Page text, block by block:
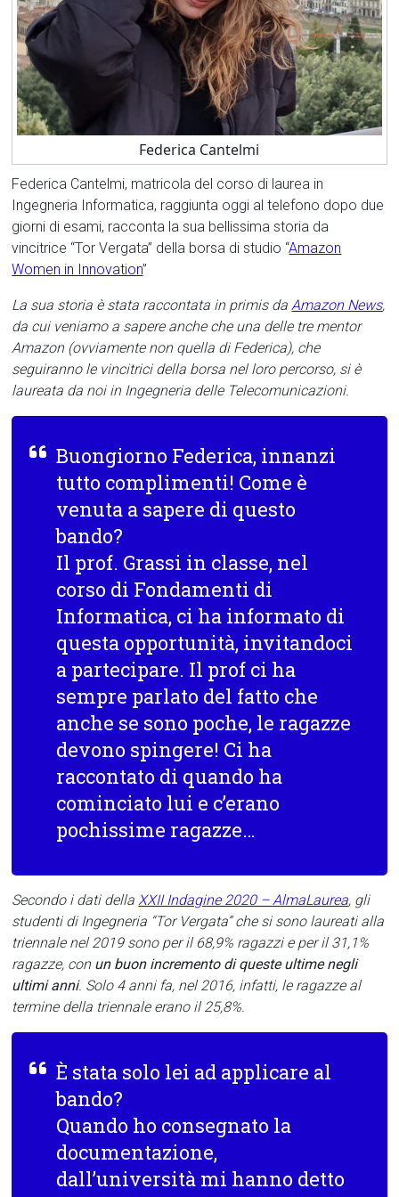
Federica Cantelmi
Federica Cantelmi, matricola del corso di laurea in
Ingegneria Informatica, raggiunta oggi al telefono dopo due
giorni di esami, racconta la sua bellissima storia da
vincitrice “Tor Vergata” della borsa di studio “Amazon
Women in Innovation”
La sua storia è stata raccontata in primis daAmazon News,
da cui veniamo a sapere anche che una delle tre mentor
Amazon (ovviamente non quella di Federica), che
seguiranno le vincitrici della borsa nel loro percorso, si è
laureata da noi in Ingegneria delle Telecomunicazioni.
Buongiorno Federica, innanzi
tutto complimenti! Come è
venuta a sapere di questo
bando?
Il prof. Grassi in classe, nel
corso di Fondamenti di
Informatica, ci ha informato di
questa opportunità, invitandoci
a partecipare. Il prof ci ha
sempre parlato del fatto che
anche se sono poche, le ragazze
devono spingere! Ci ha
raccontato di quando ha
cominciato lui e c’erano
pochissime ragazze…
Secondo i dati dellaXXII Indagine 2020 – AlmaLaurea, gli
studenti di Ingegneria “Tor Vergata” che si sono laureati alla
triennale nel 2019 sono per il 68,9% ragazzi e per il 31,1%
ragazze, con un buon incremento di queste ultime negli
ultimi anni. Solo 4 anni fa, nel 2016, infatti, le ragazze al
termine della triennale erano il 25,8%.
È stata solo lei ad applicare al
bando?
Quando ho consegnato la
documentazione,
dall’università mi hanno detto